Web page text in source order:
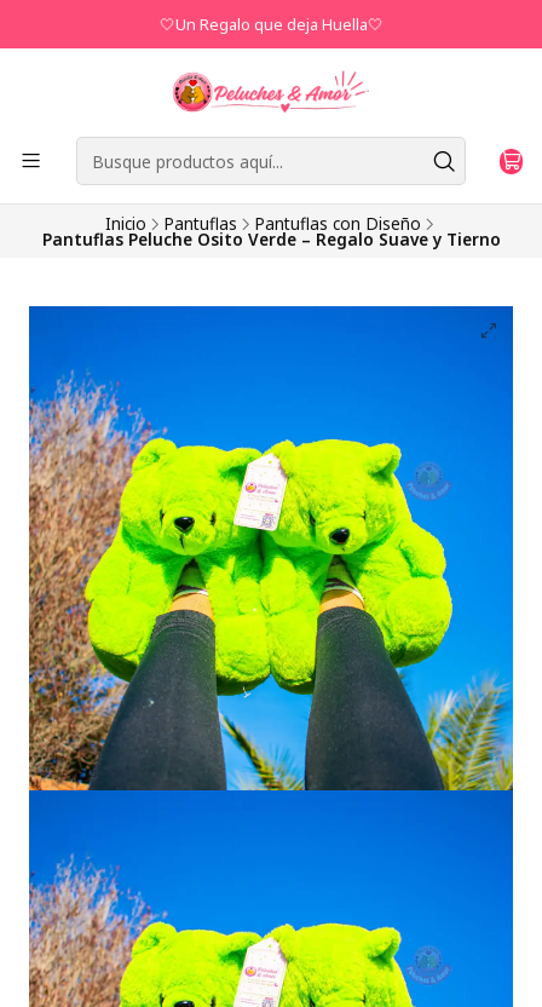
🤍Un Regalo que deja Huella🤍
Inicio Pantuflas Pantuflas con Diseño
Pantuflas Peluche Osito Verde – Regalo Suave y Tierno